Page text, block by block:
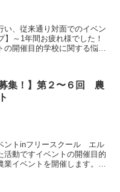
、従来通り対面でのイベン
】～1年間お疲れ様でした！
の開催目的学校に関する悩み
募集！】第２〜６回 農
ントinフリースクール エル
動ですイベントの開催目的
イベントを開催します。英